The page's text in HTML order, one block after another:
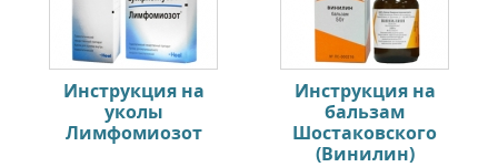
Инструкция на
уколы
Лимфомиозот
Инструкция на
бальзам
Шостаковского
(Винилин)